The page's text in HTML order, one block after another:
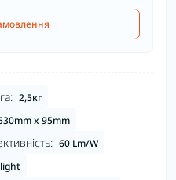
2,5кг
x 95mm
60 Lm/W